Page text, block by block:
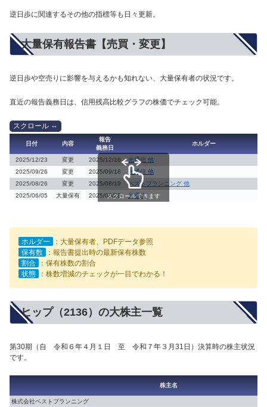
逆日歩に関連するその他の指標等も日々更新。
大量保有報告書【売買・変更】
逆日歩や空売りに影響を与えるかも知れない、大量保有者の状況です。
直近の報告義務日は、信用残高比較グラフの株価でチェック可能。
日付 内容
報告
義務日
ホルダー
2025/12/23 変更 2025/12/16
光通信 他
2025/09/26
変更 2025/09/18
光通信 他
2025/08/26
変更 2025/08/19
ベストプランニング 他
2025/06/05
大量保有 2025/05/29 光通信
スクロールできます
ホルダー
：大量保有者、PDFデータ参照
保有数
：報告書提出時の最新保有株数
割合
：保有株数の割合
状態
：株数増減のチェックが一目でわかる！
ヒップ（2136）の大株主一覧
第30期（自 令和６年４月１日 至 令和７年３月31日）決算時の株主状況
です。
株主名
株式会社ベストプランニング